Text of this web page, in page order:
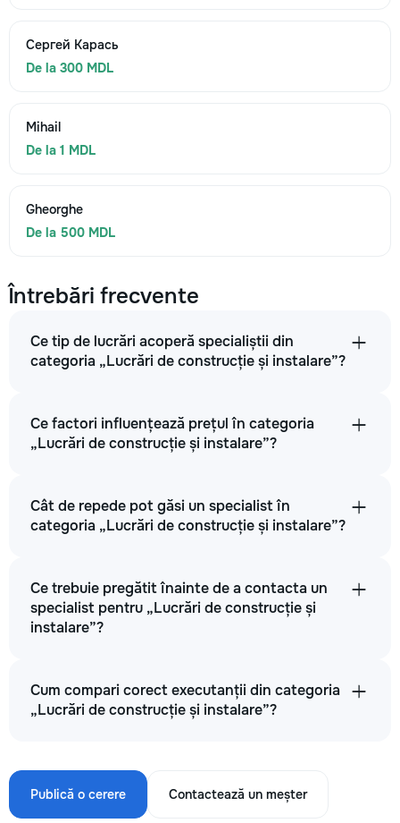
Сергей Карась
De la 300 MDL
Mihail
De la 1 MDL
Gheorghe
De la 500 MDL
Întrebări frecvente
Ce tip de lucrări acoperă specialiștii din
categoria „Lucrări de construcție și instalare”?
Ce factori influențează prețul în categoria
„Lucrări de construcție și instalare”?
Cât de repede pot găsi un specialist în
categoria „Lucrări de construcție și instalare”?
Ce trebuie pregătit înainte de a contacta un
specialist pentru „Lucrări de construcție și
instalare”?
Cum compari corect executanții din categoria
„Lucrări de construcție și instalare”?
Publică o cerere Contactează un meșter